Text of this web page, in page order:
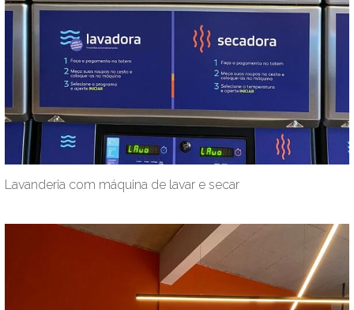
Lavanderia com máquina de lavar e secar